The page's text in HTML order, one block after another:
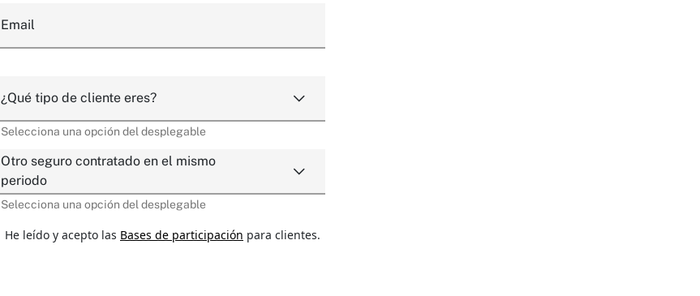
Email
¿Qué tipo de cliente eres?
Selecciona una opción del desplegable
Otro seguro contratado en el mismo
periodo
Selecciona una opción del desplegable
He leído y acepto las Bases de participación para clientes.